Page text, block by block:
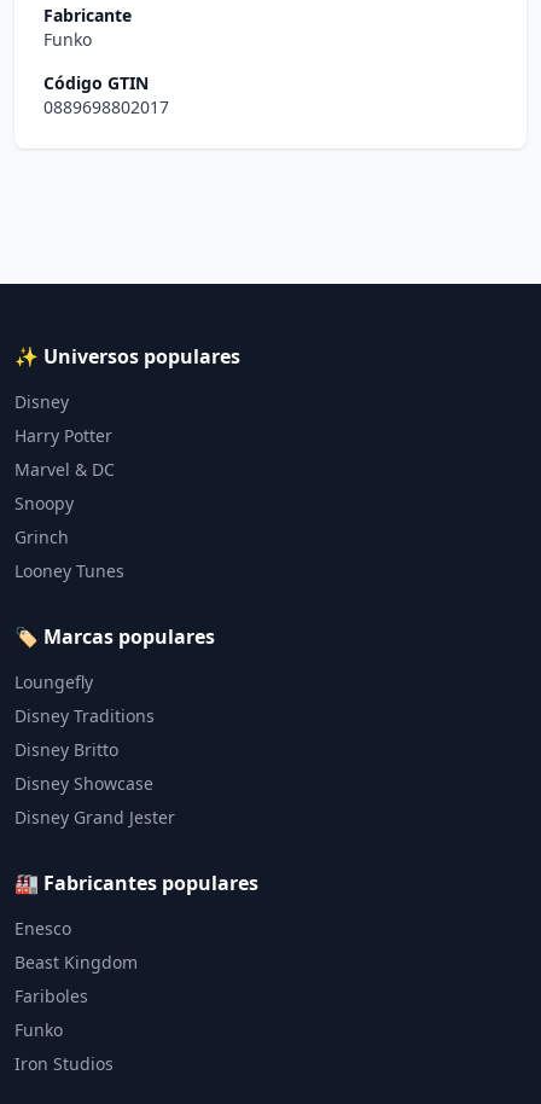
Fabricante
Funko
Código GTIN
0889698802017
✨ Universos populares
Disney
Harry Potter
Marvel & DC
Snoopy
Grinch
Looney Tunes
🏷️ Marcas populares
Loungefly
Disney Traditions
Disney Britto
Disney Showcase
Disney Grand Jester
🏭 Fabricantes populares
Enesco
Beast Kingdom
Fariboles
Funko
Iron Studios